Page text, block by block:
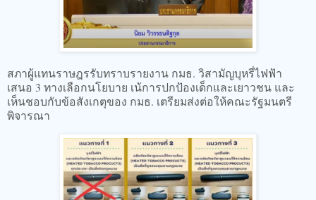
สภาผู้แทนราษฎรรับทราบรายงาน กมธ. วิสามัญบุหรี่ไฟฟ้า
เสนอ 3 ทางเลือกนโยบาย เน้การปกป้องเด็กและเยาวชน และ
เห็นชอบกับข้อสังเกตุของ กมธ. เตรียมส่งต่อให้คณะรัฐมนตรี
พิจารณา